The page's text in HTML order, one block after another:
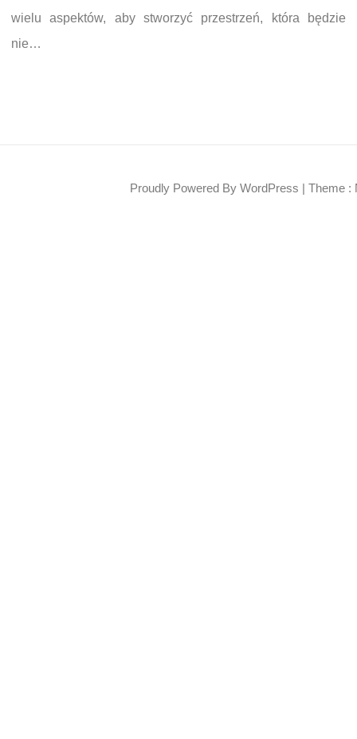
wielu aspektów, aby stworzyć przestrzeń, która będzie
nie…
Proudly Powered By WordPress | Theme :